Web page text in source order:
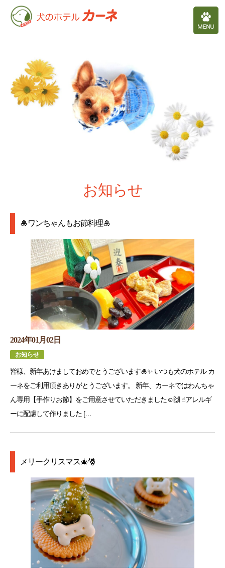
お知らせ
🎍ワンちゃんもお節料理🎍
2024年01月02日
お知らせ
皆様、新年あけましておめでとうございます🎍✨ いつも犬のホテル カ
ーネをご利用頂きありがとうございます。 新年、カーネではわんちゃ
ん専用【手作りお節】をご用意させていただきました☺️🙌 ☝︎アレルギ
ーに配慮して作りました […
メリークリスマス🎄🎅